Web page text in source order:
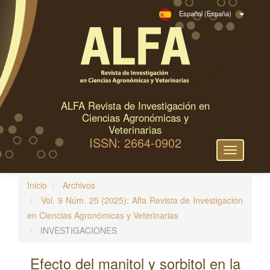
N
a
e
r
c
Español (España)
ALFA Revista de Investigación en
Ciencias Agronómicas y
Veterinarias
ISSN: 2664-0902
Toggle
Inicio
Archivos
Vol. 9 Núm. 25 (2025): Alfa Revista de Investigación
en Ciencias Agronómicas y Veterinarias
INVESTIGACIONES
Efecto del manitol y sorbitol en la